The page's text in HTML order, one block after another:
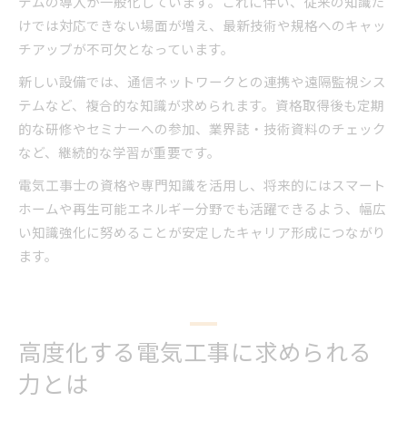
けでは対応できない場面が増え、最新技術や規格へのキャッ
チアップが不可欠となっています。
新しい設備では、通信ネットワークとの連携や遠隔監視シス
テムなど、複合的な知識が求められます。資格取得後も定期
的な研修やセミナーへの参加、業界誌・技術資料のチェック
など、継続的な学習が重要です。
電気工事士の資格や専門知識を活用し、将来的にはスマート
ホームや再生可能エネルギー分野でも活躍できるよう、幅広
い知識強化に努めることが安定したキャリア形成につながり
ます。
高度化する電気工事に求められる
力とは